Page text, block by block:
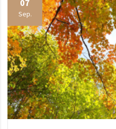
07
Sep.